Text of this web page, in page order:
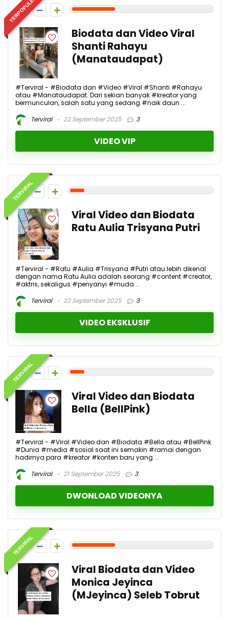
TERPOPULER
3
Biodata dan Video Viral
Shanti Rahayu
(Manataudapat)
#Terviral - #Biodata dan #Video #Viral #Shanti #Rahayu
atau #Manataudapat. Dari sekian banyak #kreator yang
bermunculan, salah satu yang sedang #naik daun ...
Terviral
22 September 2025 3
VIDEO VIP
TERVIRAL
1
Viral Video dan Biodata
Ratu Aulia Trisyana Putri
#Terviral - #Ratu #Aulia #Trisyana #Putri atau lebih dikenal
dengan nama Ratu Aulia adalah seorang #content #creator,
#aktris, sekaligus #penyanyi #muda ...
Terviral
22 September 2025 3
VIDEO EKSKLUSIF
TERVIRAL
1
Viral Video dan Biodata
Bella (BellPink)
#Terviral - #Viral #Video dan #Biodata #Bella atau #BellPink.
#Dunia #media #sosial saat ini semakin #ramai dengan
hadirnya para #kreator #konten baru yang ...
Terviral
21 September 2025 3
DWONLOAD VIDEONYA
TERVIRAL
3
Viral Biodata dan Video
Monica Jeyinca
(MJeyinca) Seleb Tobrut